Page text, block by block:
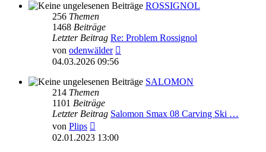
ROSSIGNOL
256 Themen
1468 Beiträge
Letzter Beitrag Re: Problem Rossignol
von odenwälder
04.03.2026 09:56
SALOMON
214 Themen
1101 Beiträge
Letzter Beitrag Salomon Smax 08 Carving Ski …
von Plips
Beitrag
02.01.2023 13:00